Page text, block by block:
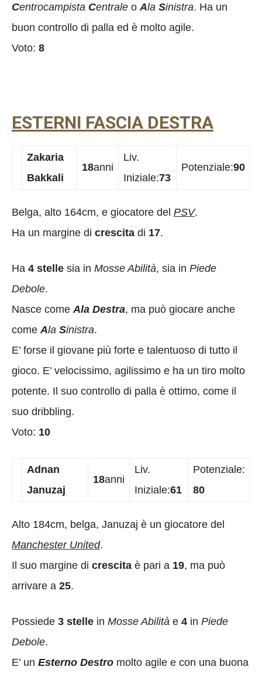
Centrocampista Centrale o Ala Sinistra. Ha un
buon controllo di palla ed è molto agile.
Voto: 8
ESTERNI FASCIA DESTRA
Zakaria
Bakkali
18anni
Liv.
Iniziale:73
Potenziale:90
Belga, alto 164cm, e giocatore del PSV.
Ha un margine di crescita di 17.
Ha 4 stelle sia in Mosse Abilità, sia in Piede
Debole.
Nasce come Ala Destra, ma può giocare anche
come Ala Sinistra.
E’ forse il giovane più forte e talentuoso di tutto il
gioco. E’ velocissimo, agilissimo e ha un tiro molto
potente. Il suo controllo di palla è ottimo, come il
suo dribbling.
Voto: 10
Adnan
Januzaj
18anni
Liv.
Iniziale:61
Potenziale:
80
Alto 184cm, belga, Januzaj è un giocatore del
Manchester United.
Il suo margine di crescita è pari a 19, ma può
arrivare a 25.
Possiede 3 stelle in Mosse Abilità e 4 in Piede
Debole.
E’ un Esterno Destro molto agile e con una buona